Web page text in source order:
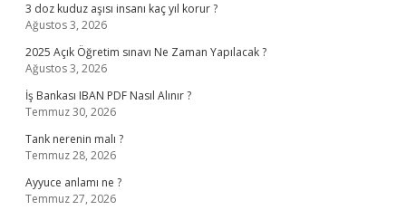
3 doz kuduz aşısı insanı kaç yıl korur ?
Ağustos 3, 2026
2025 Açık Öğretim sınavı Ne Zaman Yapılacak ?
Ağustos 3, 2026
İş Bankası IBAN PDF Nasıl Alınır ?
Temmuz 30, 2026
Tank nerenin malı ?
Temmuz 28, 2026
Ayyuce anlamı ne ?
Temmuz 27, 2026